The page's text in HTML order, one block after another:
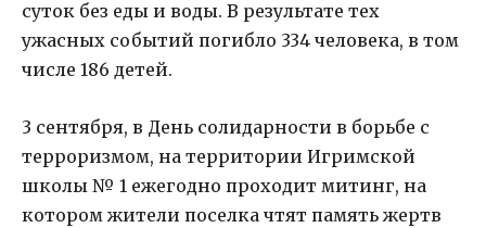
суток без еды и воды. В результате тех
ужасных событий погибло 334 человека, в том
числе 186 детей.
3 сентября, в День солидарности в борьбе с
терроризмом, на территории Игримской
школы № 1 ежегодно проходит митинг, на
котором жители поселка чтят память жертв